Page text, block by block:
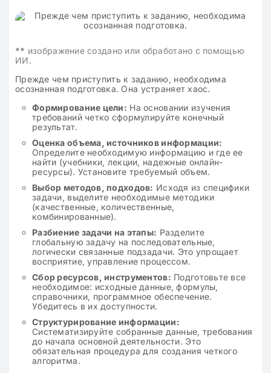
** изображение создано или обработано с помощью
ИИ.
Прежде чем приступить к заданию, необходима
осознанная подготовка. Она устраняет хаос.
Формирование цели: На основании изучения
требований четко сформулируйте конечный
результат.
Оценка объема, источников информации:
Определите необходимую информацию и где ее
найти (учебники, лекции, надежные онлайн-
ресурсы). Установите требуемый объем.
Выбор методов, подходов: Исходя из специфики
задачи, выделите необходимые методики
(качественные, количественные,
комбинированные).
Разбиение задачи на этапы: Разделите
глобальную задачу на последовательные,
логически связанные подзадачи. Это упрощает
восприятие, управление процессом.
Сбор ресурсов, инструментов: Подготовьте все
необходимое: исходные данные, формулы,
справочники, программное обеспечение.
Убедитесь в их доступности.
Структурирование информации:
Систематизируйте собранные данные, требования
до начала основной деятельности. Это
обязательная процедура для создания четкого
алгоритма.